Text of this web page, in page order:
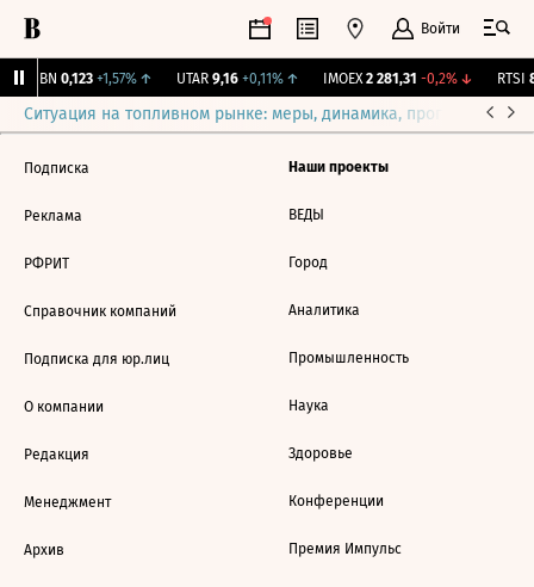
Войти
USBN 0,123 +1,57%↑ UTAR 9,16 +0,11%↑ IMOEX 2 281,31 -0,2%↓ RTSI
Ситуация на топливном рынке: меры, динамика, прогнозы
Подписка
Реклама
РФРИТ
Справочник компаний
Подписка для юр.лиц
О компании
Редакция
Менеджмент
Архив
Наши проекты
ВЕДЫ
Город
Аналитика
Промышленность
Наука
Здоровье
Конференции
Премия Импульс